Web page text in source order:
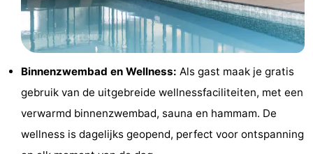
Zwembaden
Wandelen
Binnenzwembad en Wellness: Als gast maak je gratis
gebruik van de uitgebreide wellnessfaciliteiten, met een
verwarmd binnenzwembad, sauna en hammam. De
wellness is dagelijks geopend, perfect voor ontspanning